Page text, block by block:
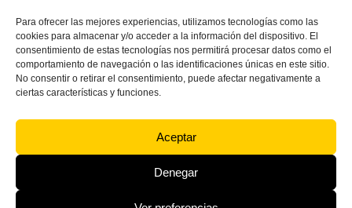
Para ofrecer las mejores experiencias, utilizamos tecnologías como las
cookies para almacenar y/o acceder a la información del dispositivo. El
consentimiento de estas tecnologías nos permitirá procesar datos como el
comportamiento de navegación o las identificaciones únicas en este sitio.
No consentir o retirar el consentimiento, puede afectar negativamente a
ciertas características y funciones.
Aceptar
Denegar
Declaración de accesibilidad